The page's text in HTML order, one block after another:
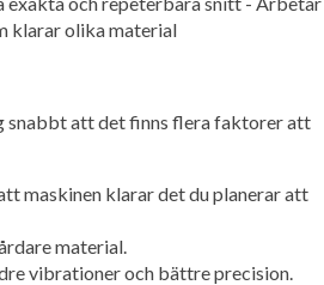
klarar olika material
snabbt att det finns flera faktorer att
maskinen klarar det du planerar att
material.
vibrationer och bättre precision.